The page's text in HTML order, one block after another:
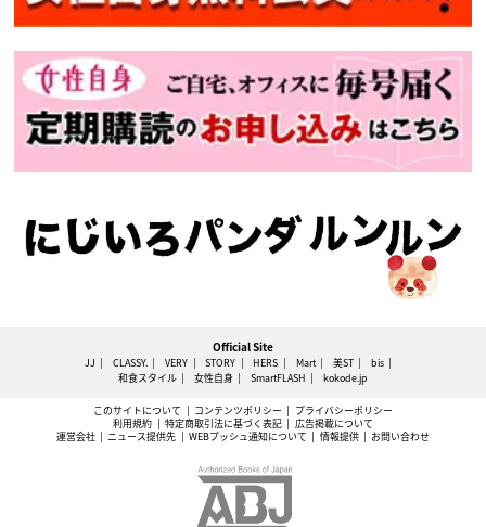
Official Site
JJ CLASSY. VERY STORY HERS Mart 美ST
bis
和食スタイル
女性自身 SmartFLASH kokode.jp
このサイトについて コンテンツポリシー
プライバシーポリシー
利用規約
特定商取引法に基づく表記
広告掲載について
運営会社
ニュース提供先 WEBプッシュ通知について 情報提供 お問い合わせ